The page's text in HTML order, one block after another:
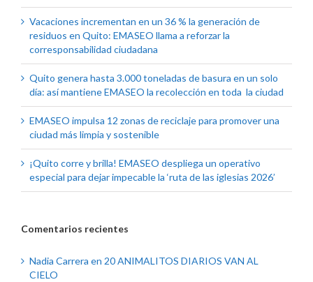
Vacaciones incrementan en un 36 % la generación de
residuos en Quito: EMASEO llama a reforzar la
corresponsabilidad ciudadana
Quito genera hasta 3.000 toneladas de basura en un solo
día: así mantiene EMASEO la recolección en toda la ciudad
EMASEO impulsa 12 zonas de reciclaje para promover una
ciudad más limpia y sostenible
¡Quito corre y brilla! EMASEO despliega un operativo
especial para dejar impecable la ‘ruta de las iglesias 2026’
Comentarios recientes
Nadia Carrera en 20 ANIMALITOS DIARIOS VAN AL
CIELO